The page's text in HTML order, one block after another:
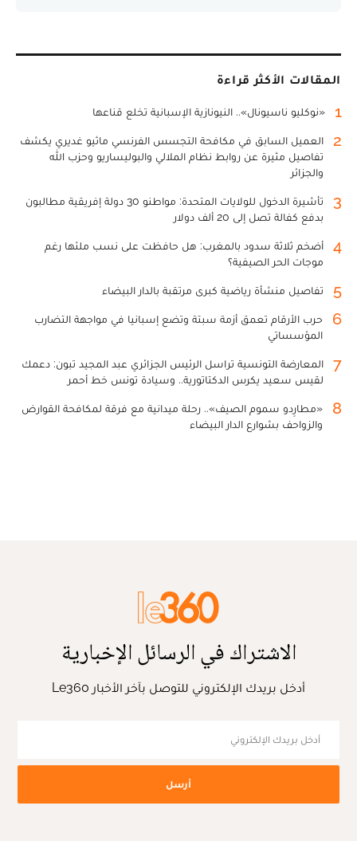
المقالات الأكثر قراءة
1 «نوكليو ناسيونال».. النيونازية الإسبانية تخلع قناعها
2
العميل السابق في مكافحة التجسس الفرنسي ماثيو غديري يكشف
تفاصيل مثيرة عن روابط نظام الملالي والبوليساريو وحزب الله
والجزائر
3
تأشيرة الدخول للولايات المتحدة: مواطنو 30 دولة إفريقية مطالبون
بدفع كفالة تصل إلى 20 ألف دولار
4
أضخم ثلاثة سدود بالمغرب: هل حافظت على نسب ملئها رغم
موجات الحر الصيفية؟
5 تفاصيل منشأة رياضية كبرى مرتقبة بالدار البيضاء
6
حرب الأرقام تعمق أزمة سبتة وتضع إسبانيا في مواجهة التضارب
المؤسساتي
7
المعارضة التونسية تراسل الرئيس الجزائري عبد المجيد تبون: دعمك
لقيس سعيد يكرس الدكتاتورية.. وسيادة تونس خط أحمر
8
«مطارِدو سموم الصيف».. رحلة ميدانية مع فرقة لمكافحة القوارض
والزواحف بشوارع الدار البيضاء
الاشتراك في الرسائل الإخبارية
أدخل بريدك الإلكتروني للتوصل بآخر الأخبار Le360
أرسل